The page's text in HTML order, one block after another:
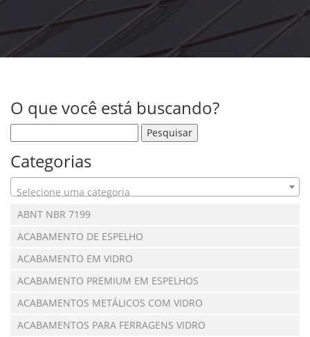
O que você está buscando?
Categorias
Selecione uma categoria
ABNT NBR 7199
ACABAMENTO DE ESPELHO
ACABAMENTO EM VIDRO
ACABAMENTO PREMIUM EM ESPELHOS
ACABAMENTOS METÁLICOS COM VIDRO
ACABAMENTOS PARA FERRAGENS VIDRO